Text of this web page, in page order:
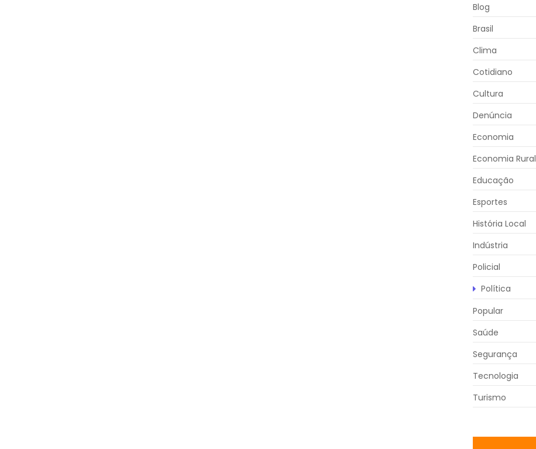
Blog
Brasil
Clima
Cotidiano
Cultura
Denúncia
Economia
Economia Rural
Educação
Esportes
História Local
Indústria
Policial
Política
Popular
Saúde
Segurança
Tecnologia
Turismo